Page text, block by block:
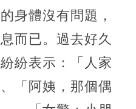
身體沒有問題，
而已。過去好久
紛表示：「人家
「阿姨，那個偶